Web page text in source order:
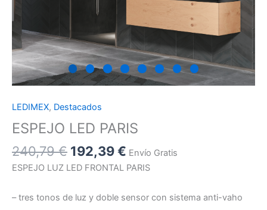
LEDIMEX, Destacados
ESPEJO LED PARIS
240,79€ 192,39€ Envío Gratis
ESPEJO LUZ LED FRONTAL PARIS
– tres tonos de luz y doble sensor con sistema anti-vaho